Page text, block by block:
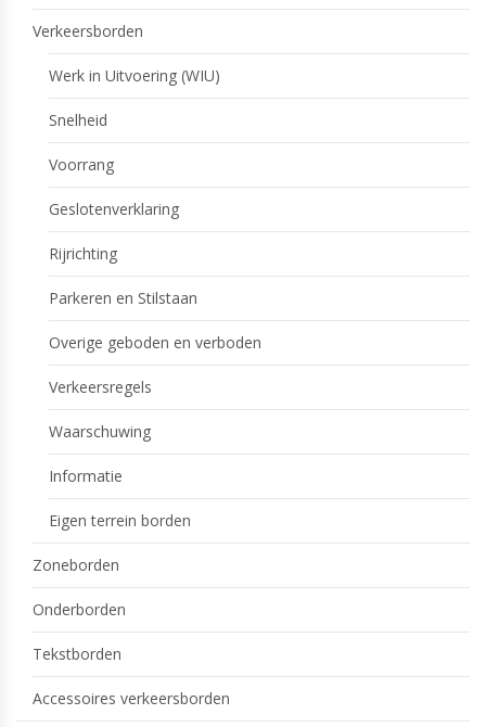
Verkeersborden
Werk in Uitvoering (WIU)
Snelheid
Voorrang
Geslotenverklaring
Rijrichting
Parkeren en Stilstaan
Overige geboden en verboden
Verkeersregels
Waarschuwing
Informatie
Eigen terrein borden
Zoneborden
Onderborden
Tekstborden
Accessoires verkeersborden